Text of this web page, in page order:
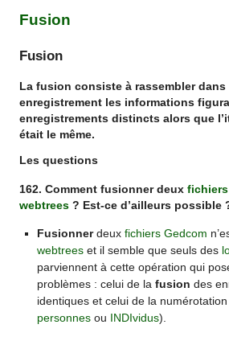
Fusion
Fusion
La fusion consiste à rassembler dans
enregistrement les informations
enregistrements distincts alors que
était le même.
Les questions
162. Comment fusionner deux
webtrees ? Est-ce d’ailleurs possible
Fusionnerdeux fichiers Gedcom
webtreeset il semble que seuls des
parviennent à cette opération qui
problèmes : celui de la fusion des
identiques et celui de la
personnesou INDIvidus).